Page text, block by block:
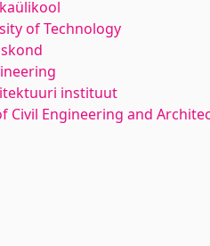
of Technology
instituut
Civil Engineering and